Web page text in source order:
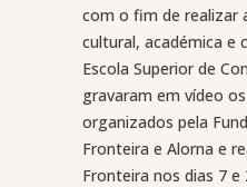
com o fim de realizar
cultural, académica e
Escola Superior de
gravaram em vídeo
organizados pela
Fronteira e Alorna e
Fronteira nos dias 7 e